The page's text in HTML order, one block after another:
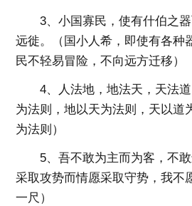
3、小国寡民，使有什伯之器
远徙。（国小人希，即使有各种
民不轻易冒险，不向远方迁移）
4、人法地，地法天，天法道
为法则，地以天为法则，天以道
为法则）
5、吾不敢为主而为客，不敢
采取攻势而情愿采取守势，我不
一尺）